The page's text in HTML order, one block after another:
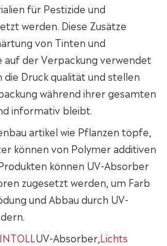
für Pestizide und
werden. Diese Zusätze
von Tinten und
auf der Verpackung verwendet
Druck qualität und stellen
während ihrer gesamten
informativ bleibt.
artikel wie Pflanzen töpfe,
können von Polymer additiven
können UV-Absorber
zugesetzt werden, um Farb
und Abbau durch UV-
UV-Absorber,Lichts